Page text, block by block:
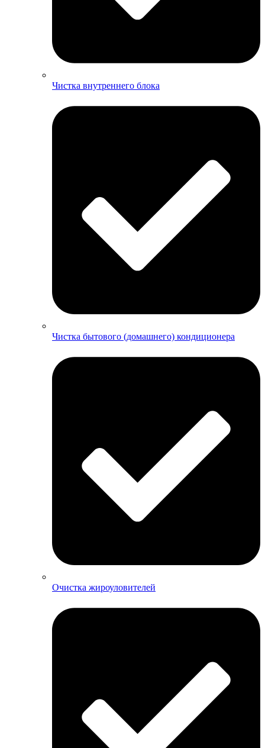
Чистка внутреннего блока
Чистка бытового (домашнего) кондиционера
Очистка жироуловителей